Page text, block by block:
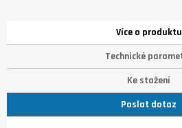
Více o produktu
Technické
Ke stažení
Poslat dotaz